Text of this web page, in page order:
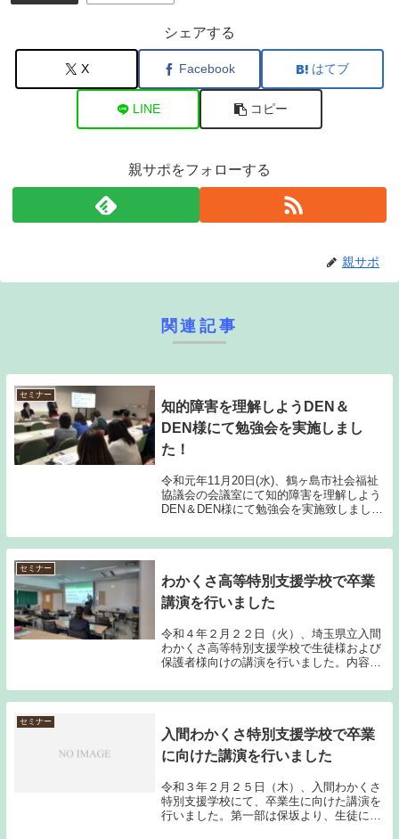
シェアする
X Facebook はてブ
LINE コピー
親サポをフォローする
親サポ
関連記事
セミナー
知的障害を理解しようDEN＆
DEN様にて勉強会を実施しまし
た！
令和元年11月20日(水)、鶴ヶ島市社会福祉
協議会の会議室にて知的障害を理解しよう
DEN＆DEN様にて勉強会を実施致しまし
んが約10名ほど参加して頂けました。参加
者の大半がまだ学校に通われているお子様
セミナー
わかくさ高等特別支援学校で卒業
講演を行いました
令和４年２月２２日（火）、埼玉県立入間
わかくさ高等特別支援学校で生徒様および
保護者様向けの講演を行いました。内容
と」、「障害年金の話」、「成年後見の
話」です。卒業を迎える生徒様達には、新
セミナー
入間わかくさ特別支援学校で卒業
に向けた講演を行いました
令和３年２月２５日（木）、入間わかくさ
特別支援学校にて、卒業生に向けた講演を
行いました。第一部は保坂より、生徒に向